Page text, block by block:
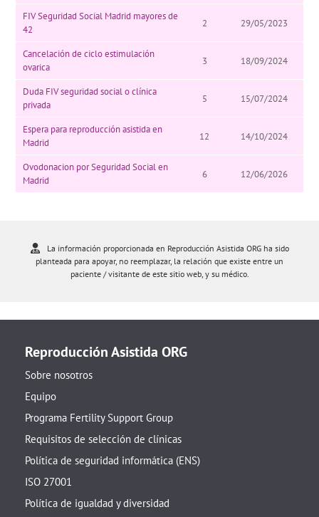
FIV Seguridad Social Madrid mayores de
42
2 29/05/2023
Cancelación de ciclo estimulación
ovarica
3 18/09/2024
Duda FIV seguridad social o clínica
privada
5 15/07/2024
Espera para reproducción asistida en
Madrid
12 14/10/2024
Ovodonacion por Seguridad Social en
Madrid
6 12/06/2026
La información proporcionada en Reproducción Asistida ORG ha sido
planteada para apoyar, no reemplazar, la relación que existe entre un
paciente / visitante de este sitio web, y su médico.
Reproducción Asistida ORG
Sobre nosotros
Equipo
Programa Fertility Support Group
Requisitos de selección de clínicas
Política de seguridad informática (ENS)
ISO 27001
Política de igualdad y diversidad